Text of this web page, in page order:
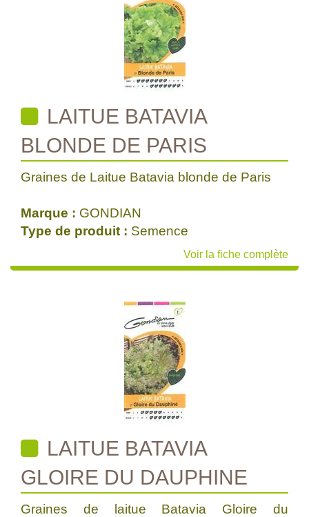
LAITUE BATAVIA
BLONDE DE PARIS
Graines de Laitue Batavia blonde de Paris
Marque : GONDIAN
Type de produit : Semence
Voir la fiche complète
LAITUE BATAVIA
GLOIRE DU DAUPHINE
Graines de laitue Batavia Gloire du